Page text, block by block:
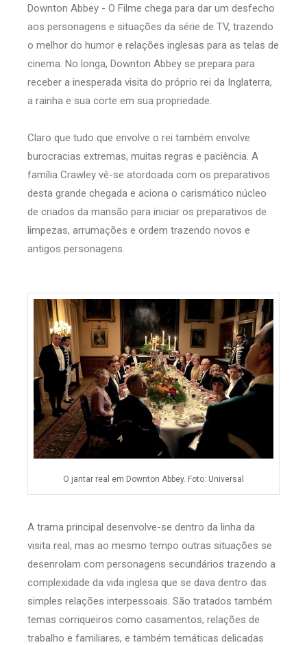
Downton Abbey - O Filme chega para dar um desfecho
aos personagens e situações da série de TV, trazendo
o melhor do humor e relações inglesas para as telas de
cinema. No longa, Downton Abbey se prepara para
receber a inesperada visita do próprio rei da Inglaterra,
a rainha e sua corte em sua propriedade.
Claro que tudo que envolve o rei também envolve
burocracias extremas, muitas regras e paciência. A
família Crawley vê-se atordoada com os preparativos
desta grande chegada e aciona o carismático núcleo
de criados da mansão para iniciar os preparativos de
limpezas, arrumações e ordem trazendo novos e
antigos personagens.
O jantar real em Downton Abbey. Foto: Universal
A trama principal desenvolve-se dentro da linha da
visita real, mas ao mesmo tempo outras situações se
desenrolam com personagens secundários trazendo a
complexidade da vida inglesa que se dava dentro das
simples relações interpessoais. São tratados também
temas corriqueiros como casamentos, relações de
trabalho e familiares, e também temáticas delicadas